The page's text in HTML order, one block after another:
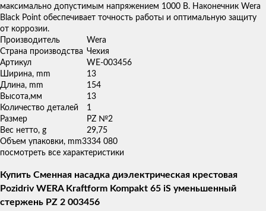
максимально допустимым напряжением 1000 В. Наконечник Wera
Black Point обеспечивает точность работы и оптимальную защиту
от коррозии.
Производитель
Wera
Страна производства Чехия
Артикул
WE-003456
Ширина, mm
13
Длина, mm
154
Высота,мм
13
Количество деталей
1
Размер
PZ №2
Вес нетто, g
29,75
Объем упаковки, mm3334 080
посмотреть все характеристики
Купить Сменная насадка диэлектрическая крестовая
Pozidriv WERA Kraftform Kompakt 65 iS уменьшенный
стержeнь PZ 2 003456